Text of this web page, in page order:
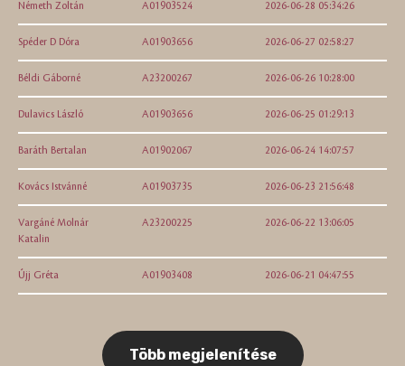
Németh Zoltán A01903524 2026-06-28 05:34:26
Spéder D Dóra A01903656 2026-06-27 02:58:27
Béldi Gáborné A23200267 2026-06-26 10:28:00
Dulavics László A01903656 2026-06-25 01:29:13
Baráth Bertalan A01902067 2026-06-24 14:07:57
Kovács Istvánné A01903735 2026-06-23 21:56:48
Vargáné Molnár
Katalin
A23200225 2026-06-22 13:06:05
Újj Gréta A01903408 2026-06-21 04:47:55
Több megjelenítése